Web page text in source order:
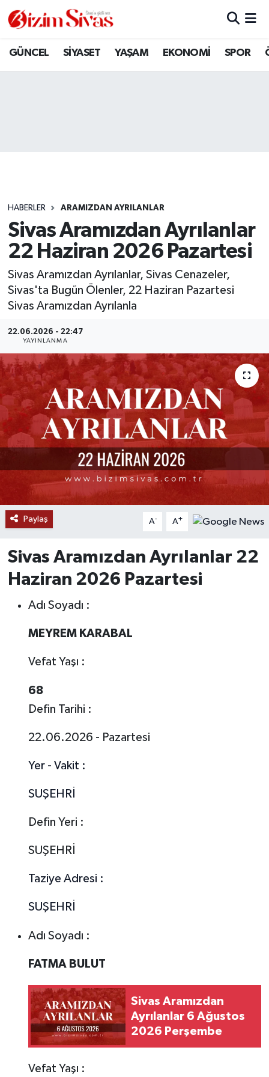
GÜNCEL SİYASET YAŞAM EKONOMİ SPOR
HABERLER ARAMIZDAN AYRILANLAR
Sivas Aramızdan Ayrılanlar
22 Haziran 2026 Pazartesi
Sivas Aramızdan Ayrılanlar, Sivas Cenazeler,
Sivas'ta Bugün Ölenler, 22 Haziran Pazartesi
Sivas Aramızdan Ayrılanla
22.06.2026 - 22:47
YAYINLANMA
Paylaş A- A+
Sivas Aramızdan Ayrılanlar 22
Haziran 2026 Pazartesi
Adı Soyadı :
MEYREM KARABAL
Vefat Yaşı :
68
Defin Tarihi :
22.06.2026 - Pazartesi
Yer - Vakit :
SUŞEHRİ
Defin Yeri :
SUŞEHRİ
Taziye Adresi :
SUŞEHRİ
Adı Soyadı :
FATMA BULUT
Sivas Aramızdan
Ayrılanlar 6 Ağustos
2026 Perşembe
Vefat Yaşı :
ARAMIZDAN AYRILANLAR
GÜNCEL
KÜLTÜR
MAGAZİN
RESMİ İLANLAR
SAĞLIK
SİYASET
SOSYAL YARDIMLAR
SPONSORLU YAZI
SPOR
Sivas Nöbetçi Eczaneler
Son Dakika Haberleri
Haber Arşivi